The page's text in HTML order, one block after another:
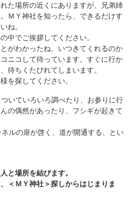
た場所の近くにありますが、兄弟姉
ＭＹ神社を知ったら、できるだけす
ね。
中でご挨拶してください。
がわかったね、いつきてくれるのか
ニコして待っています。すぐに行か
待ちくたびれてしまいます。
を探してください。
いていろいろ調べたり、お参りに行
の偶然があったり、フシギが起きて
ルの扉が啓く、道が開通する、とい
と場所を結びます。
＜ＭＹ神社＞探しからはじまりま